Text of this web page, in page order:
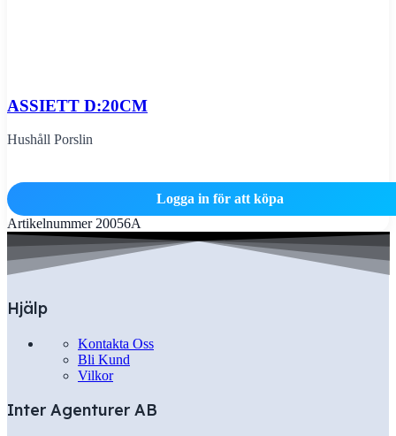
ASSIETT D:20CM
Hushåll Porslin
Logga in för att köpa
Artikelnummer 20056A
Hjälp
Kontakta Oss
Bli Kund
Vilkor
Inter Agenturer AB